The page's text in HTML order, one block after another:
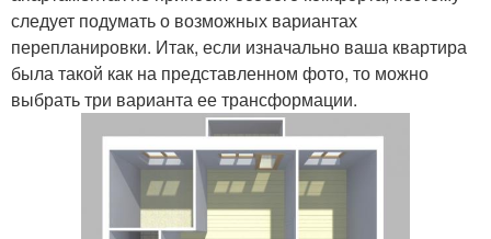
следует подумать о возможных вариантах
перепланировки. Итак, если изначально ваша квартира
была такой как на представленном фото, то можно
выбрать три варианта ее трансформации.